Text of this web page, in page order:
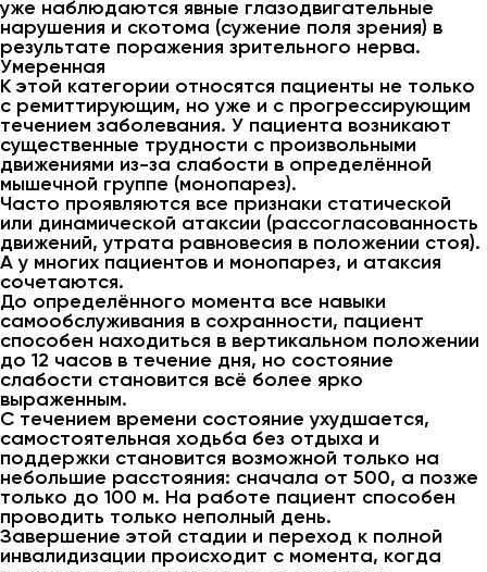
уже наблюдаются явные глазодвигательные
нарушения и скотома (сужение поля зрения) в
результате поражения зрительного нерва.
Умеренная
К этой категории относятся пациенты не только
с ремиттирующим, но уже и с прогрессирующим
течением заболевания. У пациента возникают
существенные трудности с произвольными
движениями из-за слабости в определённой
мышечной группе (монопарез).
Часто проявляются все признаки статической
или динамической атаксии (рассогласованность
движений, утрата равновесия в положении стоя).
А у многих пациентов и монопарез, и атаксия
сочетаются.
До определённого момента все навыки
самообслуживания в сохранности, пациент
способен находиться в вертикальном положении
до 12 часов в течение дня, но состояние
слабости становится всё более ярко
выраженным.
С течением времени состояние ухудшается,
самостоятельная ходьба без отдыха и
поддержки становится возможной только на
небольшие расстояния: сначала от 500, а позже
только до 100 м. На работе пациент способен
проводить только неполный день.
Завершение этой стадии и переход к полной
инвалидизации происходит с момента, когда